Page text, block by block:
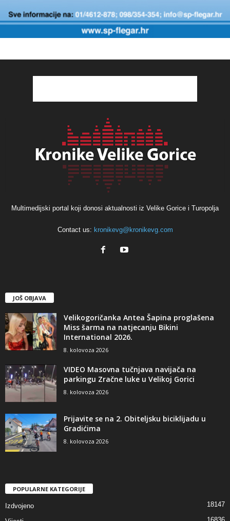
Multimedijski portal koji donosi aktualnosti iz Velike Gorice i Turopolja
Contact us: kronikevg@kronikevg.com
JOŠ OBJAVA
Velikogoričanka Antea Šapina proglašena
Miss šarma na natjecanju Bikini
International 2026.
8. kolovoza 2026
VIDEO Masovna tučnjava navijača na
parkingu Zračne luke u Velikoj Gorici
8. kolovoza 2026
Prijavite se na 2. Obiteljsku biciklijadu u
Gradićima
8. kolovoza 2026
POPULARNE KATEGORIJE
Izdvojeno 18147